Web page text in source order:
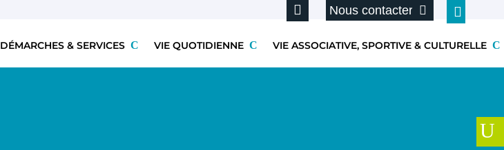
Nous contacter
DÉMARCHES & SERVICES VIE QUOTIDIENNE VIE ASSOCIATIVE, SPORTIVE & CULTURELLE
U